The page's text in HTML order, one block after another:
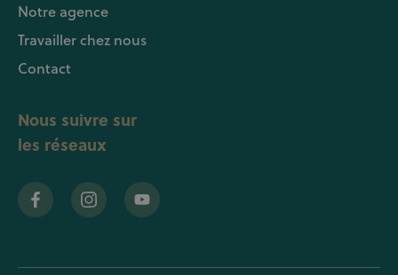
Notre agence
Travailler chez nous
Contact
Nous suivre sur
les réseaux